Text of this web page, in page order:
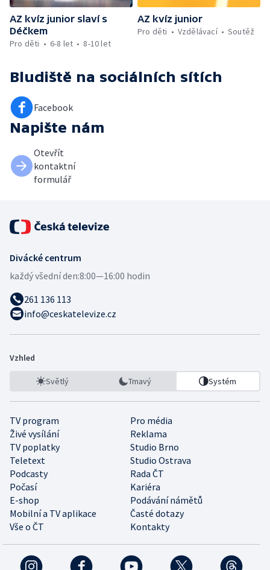
AZ kvíz junior slaví s
Déčkem
Pro děti
6-8 let 8-10 let
AZ kvíz junior
Pro děti
Vzdělávací Soutěž
Bludiště na sociálních sítích
Facebook
Napište nám
Otevřít
kontaktní
formulář
Divácké centrum
každý všední den:8:00—16:00 hodin
261 136 113
info@ceskatelevize.cz
Vzhled
Světlý Tmavý Systém
TV program
Pro média
Živé vysílání
Reklama
TV poplatky
Studio Brno
Teletext
Studio Ostrava
Podcasty
Rada ČT
Počasí
Kariéra
E-shop
Podávání námětů
Mobilní a TV aplikace
Časté dotazy
Vše o ČT
Kontakty